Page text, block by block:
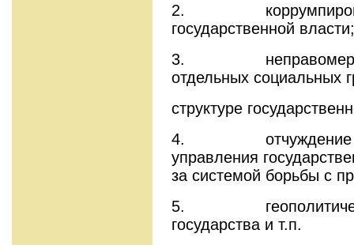
2.
государственной власти;
3. неправомерное
отдельных социальных
структуре
4. отчуждение
управления
за системой борьбы с
5.
государства и т.п.